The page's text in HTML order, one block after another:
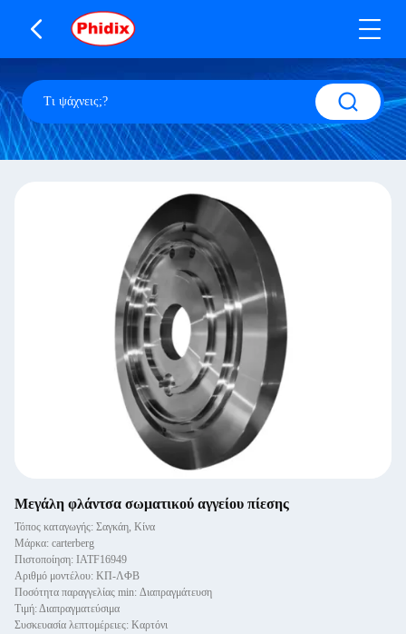
Μεγάλη φλάντσα σωματικού αγγείου πίεσης
Τόπος καταγωγής: Σαγκάη, Κίνα
Μάρκα: carterberg
Πιστοποίηση: IATF16949
Αριθμό μοντέλου: ΚΠ-ΛΦΒ
Ποσότητα παραγγελίας min: Διαπραγμάτευση
Τιμή: Διαπραγματεύσιμα
Συσκευασία λεπτομέρειες: Καρτόνι